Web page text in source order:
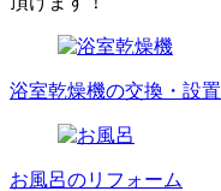
浴室乾燥機の交換・設置
お風呂のリフォーム